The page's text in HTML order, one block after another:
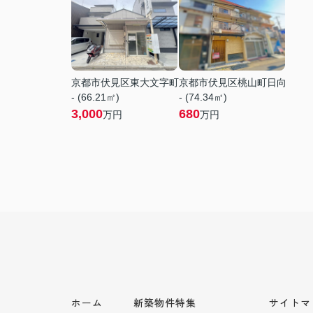
京都市伏見区東大文字町
- (66.21㎡)
3,000万円
京都市伏見区桃山町日向
- (74.34㎡)
680万円
ホーム 新築物件特集 サイト